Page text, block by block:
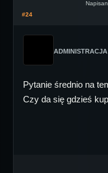
#24
ADMINISTRACJA
Pytanie średnio na
Czy da się gdzieś